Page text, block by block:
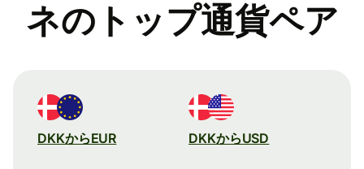
ネのトップ通貨ペア
DKKからEUR DKKからUSD